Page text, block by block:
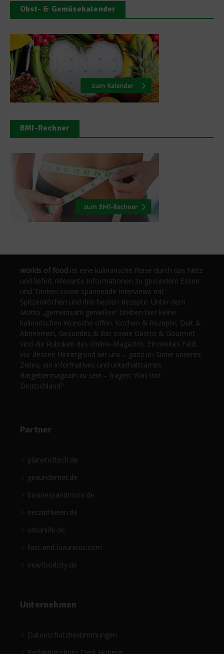
Obst- & Gemüsekalender
BMI-Rechner
worlds of food ist eine kulinarische Reise durch das Netz
und liefert relevante Informationen zu gesundem Essen
und Trinken sowie spannende Interviews mit
Spitzenköchen und ihre besten Rezepte. Unter dem
Motto „gemeinsam genießen“ bleiben hier keine
kulinarischen Wünsche offen. Kochen & Rezepte, Diät &
Abnehmen, Gesundes & Bio sowie Gastro & Gourmet
sind die Rubriken des Online-Magazins. Ein weites Feld,
vor dessen Hintergrund wir uns – ganz im Sinne unseres
Zieles, ein informatives und unterhaltsames
Ratgebermagazin zu sein – fragen: Was isst
Deutschland?
Partner
planetoftech.de
gesündernet.de
businessandmore.de
netzathleten.de
urbanlife.de
fast-and-luxurious.com
newfoodcity.de
Unternehmen
Datenschutzbestimmungen